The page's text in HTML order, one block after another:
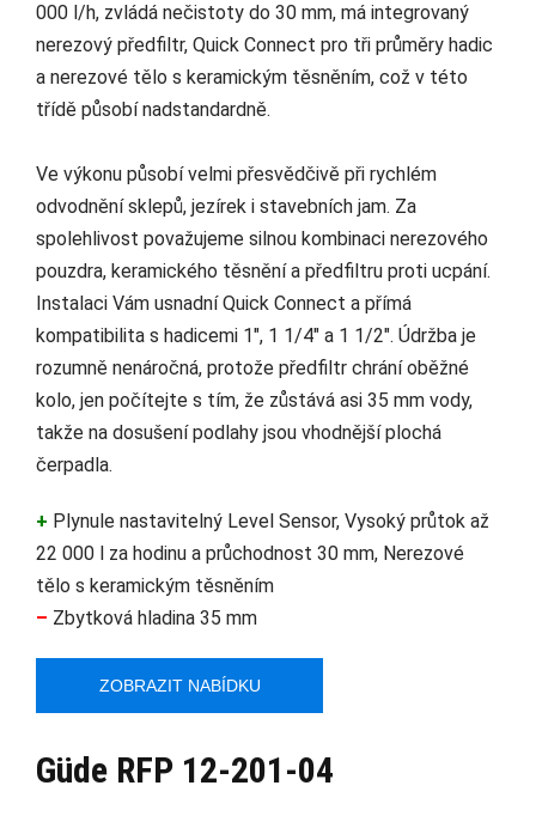
000 l/h, zvládá nečistoty do 30 mm, má integrovaný
nerezový předfiltr, Quick Connect pro tři průměry hadic
a nerezové tělo s keramickým těsněním, což v této
třídě působí nadstandardně.
Ve výkonu působí velmi přesvědčivě při rychlém
odvodnění sklepů, jezírek i stavebních jam. Za
spolehlivost považujeme silnou kombinaci nerezového
pouzdra, keramického těsnění a předfiltru proti ucpání.
Instalaci Vám usnadní Quick Connect a přímá
kompatibilita s hadicemi 1", 1 1/4" a 1 1/2". Údržba je
rozumně nenáročná, protože předfiltr chrání oběžné
kolo, jen počítejte s tím, že zůstává asi 35 mm vody,
takže na dosušení podlahy jsou vhodnější plochá
čerpadla.
+ Plynule nastavitelný Level Sensor, Vysoký průtok až
22 000 l za hodinu a průchodnost 30 mm, Nerezové
tělo s keramickým těsněním
– Zbytková hladina 35 mm
ZOBRAZIT NABÍDKU
Güde RFP 12-201-04